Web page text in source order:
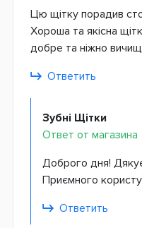
Цю щітку порадив
Хороша та якісна
добре та ніжно
Ответить
Зубні Щітки
Ответ от магазина
Доброго дня!
Приємного
Ответить